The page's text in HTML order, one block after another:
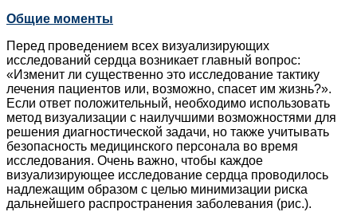
Общие моменты
Перед проведением всех визуализирующих
исследований сердца возникает главный вопрос:
«Изменит ли существенно это исследование тактику
лечения пациентов или, возможно, спасет им жизнь?».
Если ответ положительный, необходимо использовать
метод визуализации с наилучшими возможностями для
решения диагностической задачи, но также учитывать
безопасность медицинского персонала во время
исследования. Очень важно, чтобы каждое
визуализирующее исследование сердца проводилось
надлежащим образом с целью минимизации риска
дальнейшего распространения заболевания (рис.).